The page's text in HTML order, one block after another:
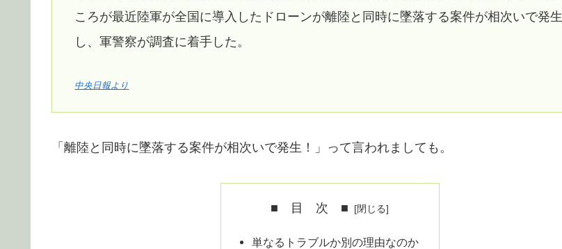
ころが最近陸軍が全国に導入したドローンが離陸と同時に墜落する案件が相次いで発生
し、軍警察が調査に着手した。
中央日報より
「離陸と同時に墜落する案件が相次いで発生！」って言われましても。
■ 目 次 ■
単なるトラブルか別の理由なのか